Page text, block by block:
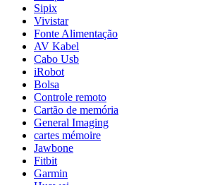
Sipix
Vivistar
Fonte Alimentação
AV Kabel
Cabo Usb
iRobot
Bolsa
Controle remoto
Cartão de memória
General Imaging
cartes mémoire
Jawbone
Fitbit
Garmin